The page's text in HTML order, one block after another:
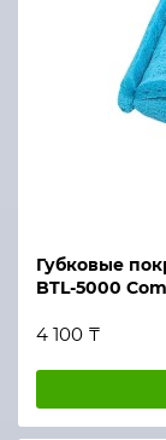
Губковые
BTL-5000
4 100 ₸